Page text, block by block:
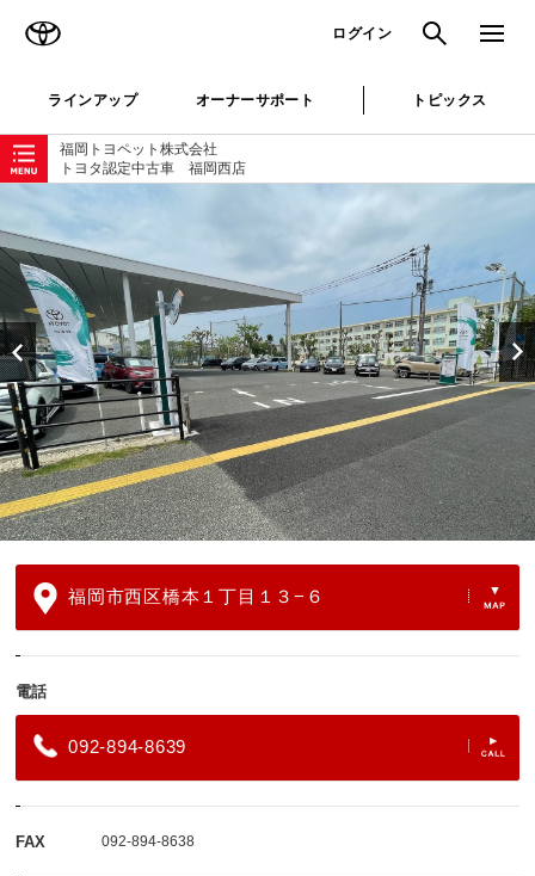
ログイン 検索 メニュ
ラインアップ オーナーサポート トピックス
福岡トヨペット株式会社
トヨタ認定中古車 福岡西店
ローカルナビゲーション
福岡市西区橋本１丁目１３−６
電話
092-894-8639
FAX 092-894-8638